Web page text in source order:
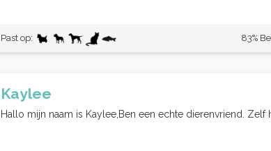
Past op: 83%
Kaylee
Hallo mijn naam is Kaylee,Ben een echte dierenvriend. Zelf